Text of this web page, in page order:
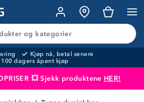
og kategorier
Kjøp nå, betal senere
100 dagers åpent kjøp
💥 Sjekk produktene HER!